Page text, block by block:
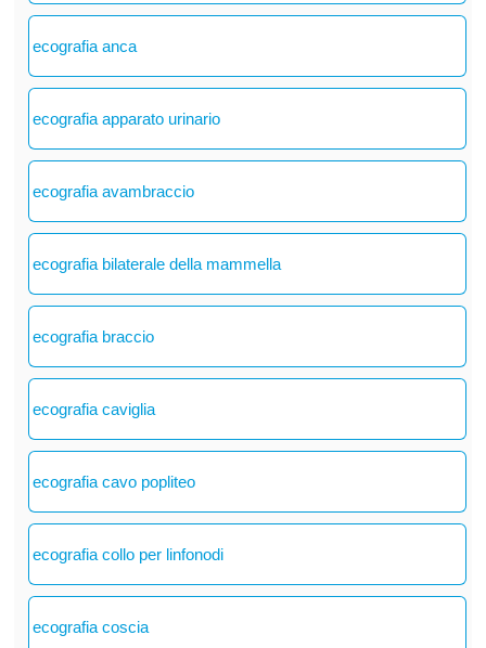
ecografia anca
ecografia apparato urinario
ecografia avambraccio
ecografia bilaterale della mammella
ecografia braccio
ecografia caviglia
ecografia cavo popliteo
ecografia collo per linfonodi
ecografia coscia